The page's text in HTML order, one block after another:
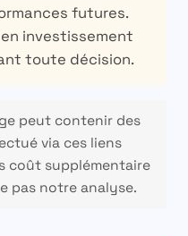
futures.
investissement
toute décision.
peut contenir des
via ces liens
coût supplémentaire
pas notre analyse.